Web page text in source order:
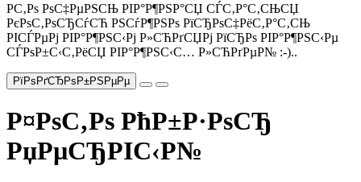
Р­С‚Рѕ РѕС‡РµРЅСЊ РІР°Р¶РЅР°СЏ СЃС‚Р°С‚СЊСЏ
РєРѕС‚РѕСЂСѓСЋ РЅСѓР¶РЅРѕ РїСЂРѕС‡РёС‚Р°С‚СЊ
РІСЃРµРј РІР°Р¶РЅС‹Рј Р»СЋРґСЏРј РїСЂРѕ РІР°Р¶РЅС‹Рµ
СЃРѕР±С‹С‚РёСЏ РІР°Р¶РЅС‹С… Р»СЋРґРµР№ :-)..
РїРѕРґСЂРѕР±РЅРµРµ
Р¤РѕС‚Рѕ РћР±Р·РѕСЂ
РџРµСЂРІС‹Р№